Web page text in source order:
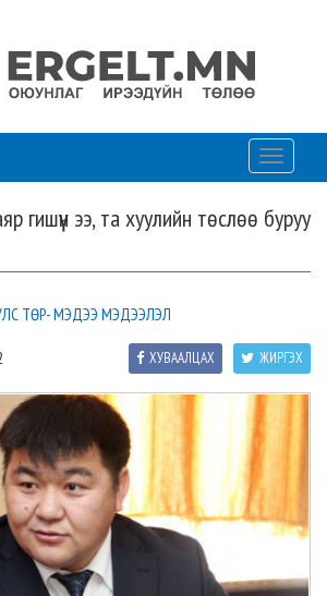
Toggle
гишүүн ээ, та хуулийн төслөө буруу
ТӨР- МЭДЭЭ МЭДЭЭЛЭЛ
ЖИРГЭХ
ХУВААЛЦАХ